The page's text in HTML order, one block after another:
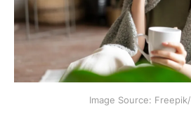
Image Source: Freepik/